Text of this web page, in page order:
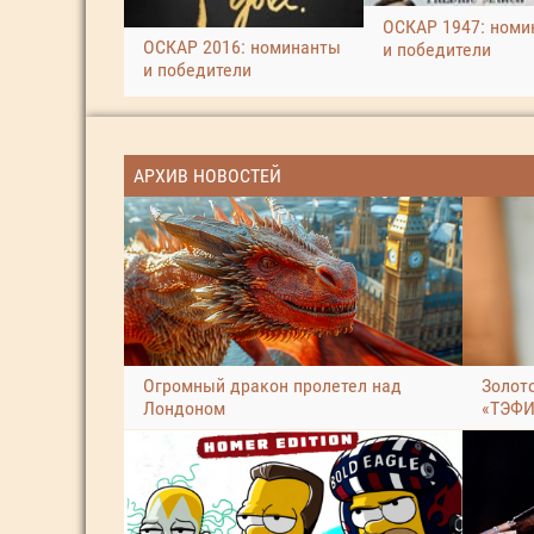
ОСКАР 2016: номинанты
и победители
ОСКАР 1947:
и победители
АРХИВ НОВОСТЕЙ
Огромный дракон пролетел над
Лондоном